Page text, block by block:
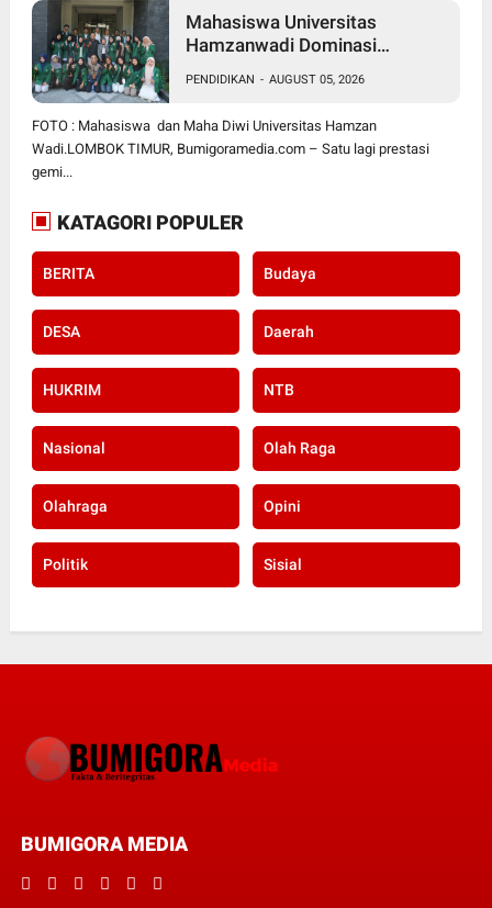
Mahasiswa Universitas
Hamzanwadi Dominasi
Harumkan NTB di Tingkat
Nasional
PENDIDIKAN - AUGUST 05, 2026
FOTO : Mahasiswa dan Maha Diwi Universitas Hamzan
Wadi.LOMBOK TIMUR, Bumigoramedia.com – Satu lagi prestasi
gemi...
KATAGORI POPULER
BERITA Budaya
DESA Daerah
HUKRIM NTB
Nasional Olah Raga
Olahraga Opini
Politik Sisial
BUMIGORA MEDIA